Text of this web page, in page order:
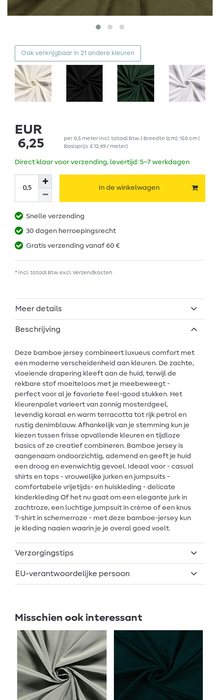
Ook verkrijgbaar in 21 andere kleuren
EUR
6,25
per0,5 meterincl. totaal Btw. ( Breedte (cm): 150 cm |
Basisprijs € 12,49 / meter)
Direct klaar voor verzending, levertijd: 5–7 werkdagen
In de winkelwagen
Snelle verzending
30 dagen herroepingsrecht
Gratis verzending vanaf 60 €
* incl. totaal Btw. excl. Verzendkosten
Meer details
Beschrijving
Deze bamboe jersey combineert luxueus comfort met
een moderne verscheidenheid aan kleuren. De zachte,
vloeiende drapering kleeft aan de huid, terwijl de
rekbare stof moeiteloos met je meebeweegt -
perfect voor al je favoriete feel-good stukken. Het
kleurenpalet varieert van zonnig mosterdgeel,
levendig koraal en warm terracotta tot rijk petrol en
rustig denimblauw. Afhankelijk van je stemming kun je
kiezen tussen frisse opvallende kleuren en tijdloze
basics of ze creatief combineren. Bamboe jersey is
aangenaam ondoorzichtig, ademend en geeft je huid
een droog en evenwichtig gevoel. Ideaal voor - casual
shirts en tops - vrouwelijke jurken en jumpsuits -
comfortabele vrijetijds- en huiskleding - delicate
kinderkleding Of het nu gaat om een elegante jurk in
zachtroze, een luchtige jumpsuit in crème of een knus
T-shirt in schemerroze - met deze bamboe-jersey kun
je kleding naaien waarin je je overal goed voelt.
Verzorgingstips
EU-verantwoordelijke persoon
Misschien ook interessant